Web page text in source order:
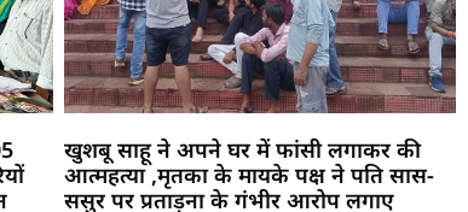
खुशबू साहू ने अपने घर में फांसी लगाकर की
आत्महत्या ,मृतका के मायके पक्ष ने पति सास-
ससुर पर प्रताड़ना के गंभीर आरोप लगाए